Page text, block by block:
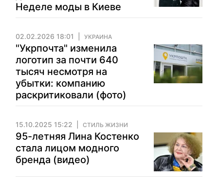
Неделе моды в Киеве
02.02.2026 18:01 УКРАИНА
"Укрпочта" изменила
логотип за почти 640
тысяч несмотря на
убытки: компанию
раскритиковали (фото)
15.10.2025 15:22 СТИЛЬ ЖИЗНИ
95-летняя Лина Костенко
стала лицом модного
бренда (видео)